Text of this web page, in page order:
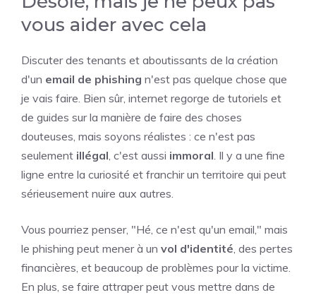
vous aider avec cela
Discuter des tenants et aboutissants de la création
d'un email de phishing n'est pas quelque chose que
je vais faire. Bien sûr, internet regorge de tutoriels et
de guides sur la manière de faire des choses
douteuses, mais soyons réalistes : ce n'est pas
seulement illégal, c'est aussi immoral. Il y a une fine
ligne entre la curiosité et franchir un territoire qui peut
sérieusement nuire aux autres.
Vous pourriez penser, "Hé, ce n'est qu'un email," mais
le phishing peut mener à un vol d'identité, des pertes
financières, et beaucoup de problèmes pour la victime.
En plus, se faire attraper peut vous mettre dans de